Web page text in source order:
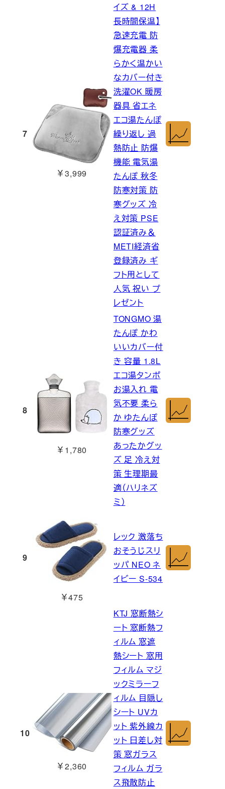
7
￥3,999
イズ & 12H
長時間保温】
急速充電 防
爆充電器 柔
らかく温かい
なカバー付き
洗濯OK 暖房
器具 省エネ
エコ湯たんぽ
繰り返し 過
熱防止 防爆
機能 電気湯
たんぽ 秋冬
防寒対策 防
寒グッズ 冷
え対策 PSE
認証済み＆
METI経済省
登録済み ギ
フト用として
人気 祝い プ
レゼント
8
￥1,780
TONGMO 湯
たんぽ かわ
いいカバー付
き 容量 1.8L
エコ湯タンポ
お湯入れ 電
気不要 柔ら
か ゆたんぽ
防寒グッズ
あったかグッ
ズ 足 冷え対
策 生理期最
適（ハリネズ
ミ）
9
￥475
レック 激落ち
おそうじスリ
ッパ NEO ネ
イビー S-534
10
￥2,360
KTJ 窓断熱シ
ート 窓断熱フ
ィルム 窓遮
熱シート 窓用
フィルム マジ
ックミラーフ
ィルム 目隠し
シート UVカ
ット 紫外線カ
ット 日差し対
策 窓ガラス
フィルム ガラ
ス飛散防止